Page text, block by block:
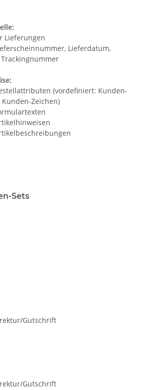
Lieferungen
Lieferdatum,
(vordefiniert: Kunden-
Zeichen)
Sets
Gutschrift
Gutschrift